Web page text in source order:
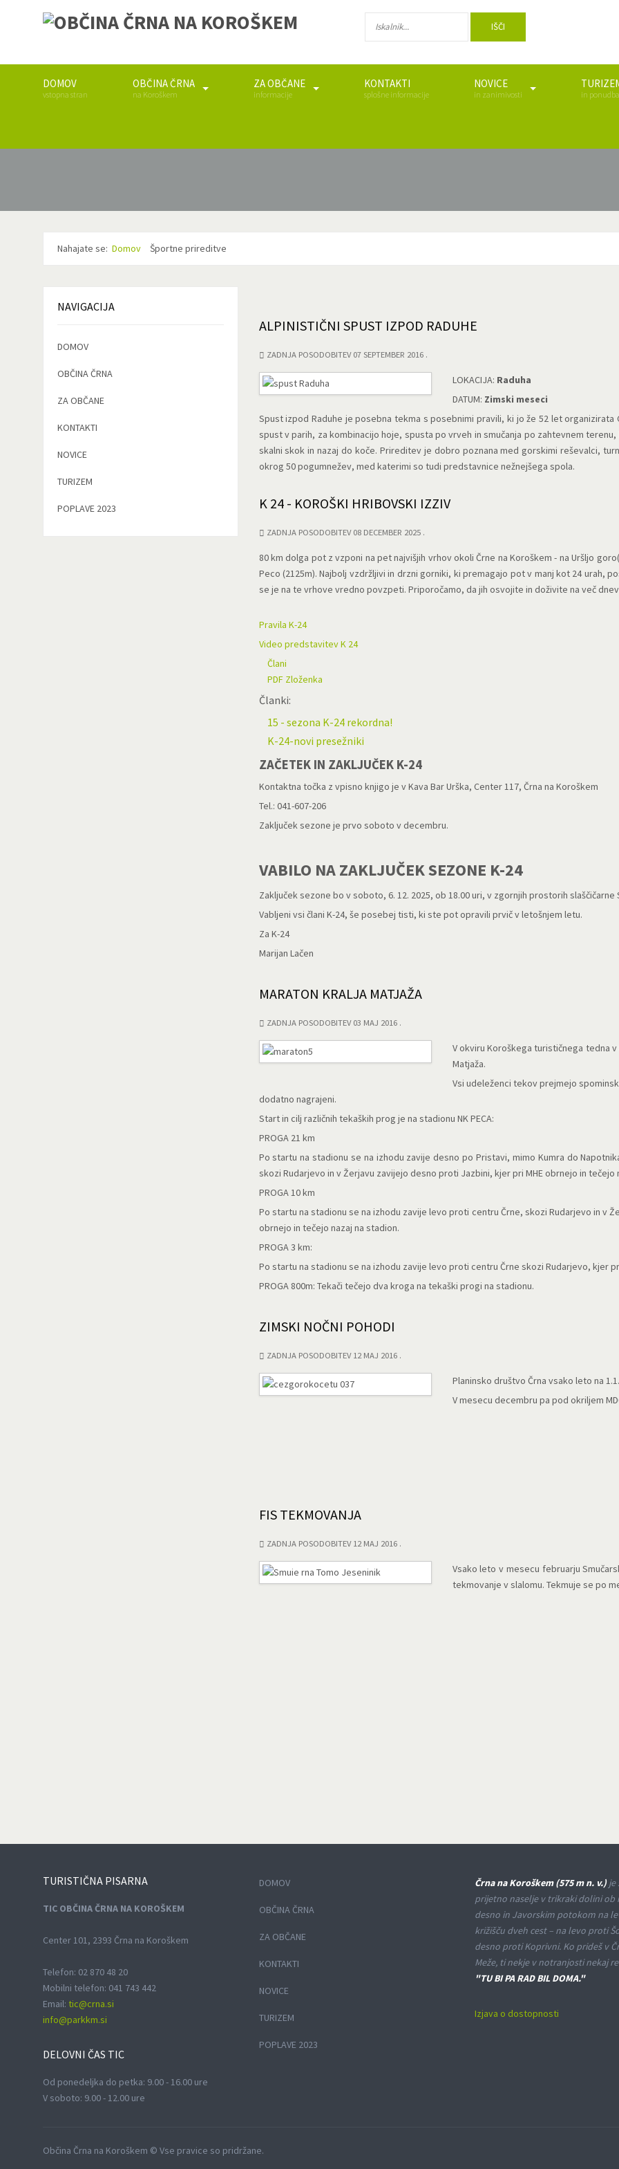
IŠČI
DOMOV
vstopna stran
OBČINA ČRNA
na Koroškem
ZA OBČANE
informacije
KONTAKTI
splošne informacije
NOVICE
in zanimivosti in ponudba
Nahajate se: Domov Športne prireditve
ALPINISTIČNI SPUST IZPOD RADUHE
ZADNJA POSODOBITEV 07 SEPTEMBER 2016
LOKACIJA: Raduha
DATUM: Zimski meseci
Spust izpod Raduhe je posebna tekma s posebnimi pravili, ki jo že 52 let organizirata
spust v parih, za kombinacijo hoje, spusta po vrveh in smučanja po zahtevnem
skalni skok in nazaj do koče. Prireditev je dobro poznana med gorskimi reševalci,
okrog 50 pogumnežev, med katerimi so tudi predstavnice nežnejšega spola.
K 24 - KOROŠKI HRIBOVSKI IZZIV
ZADNJA POSODOBITEV 08 DECEMBER 2025
80 km dolga pot z vzponi na pet najvišjih vrhov okoli Črne na Koroškem - na Uršljo
Peco (2125m). Najbolj vzdržljivi in drzni gorniki, ki premagajo pot v manj kot 24 urah,
se je na te vrhove vredno povzpeti. Priporočamo, da jih osvojite in doživite na več
Pravila K-24
Video predstavitev K 24
Člani
PDF Zloženka
Članki:
15 - sezona K-24 rekordna!
K-24-novi presežniki
ZAČETEK IN ZAKLJUČEK K-24
Kontaktna točka z vpisno knjigo je v Kava Bar Urška, Center 117, Črna na Koroškem
Tel.: 041-607-206
Zaključek sezone je prvo soboto v decembru.
VABILO NA ZAKLJUČEK SEZONE K-24
Zaključek sezone bo v soboto, 6. 12. 2025, ob 18.00 uri, v zgornjih prostorih slaščičarne
Vabljeni vsi člani K-24, še posebej tisti, ki ste pot opravili prvič v letošnjem letu.
Za K-24
Marijan Lačen
MARATON KRALJA MATJAŽA
ZADNJA POSODOBITEV 03 MAJ 2016
V okviru Koroškega turističnega tedna
Matjaža.
Vsi udeleženci tekov prejmejo
dodatno nagrajeni.
Start in cilj različnih tekaških prog je na stadionu NK PECA:
PROGA 21 km
Po startu na stadionu se na izhodu zavije desno po Pristavi, mimo Kumra do
skozi Rudarjevo in v Žerjavu zavijejo desno proti Jazbini, kjer pri MHE obrnejo in tečejo
PROGA 10 km
Po startu na stadionu se na izhodu zavije levo proti centru Črne, skozi Rudarjevo in v
obrnejo in tečejo nazaj na stadion.
PROGA 3 km:
Po startu na stadionu se na izhodu zavije levo proti centru Črne skozi Rudarjevo, kjer
PROGA 800m: Tekači tečejo dva kroga na tekaški progi na stadionu.
ZIMSKI NOČNI POHODI
ZADNJA POSODOBITEV 12 MAJ 2016
Planinsko društvo Črna vsako leto na
V mesecu decembru pa pod okriljem
FIS TEKMOVANJA
ZADNJA POSODOBITEV 12 MAJ 2016
Vsako leto v mesecu februarju
tekmovanje v slalomu. Tekmuje se po
NAVIGACIJA
DOMOV
OBČINA ČRNA
ZA OBČANE
KONTAKTI
NOVICE
TURIZEM
POPLAVE 2023
TURISTIČNA PISARNA
TIC OBČINA ČRNA NA KOROŠKEM
Center 101, 2393 Črna na Koroškem
Telefon: 02 870 48 20
Mobilni telefon: 041 743 442
Email: tic@crna.si
info@parkkm.si
DELOVNI ČAS TIC
Od ponedeljka do petka: 9.00 - 16.00 ure
V soboto: 9.00 - 12.00 ure
DOMOV
OBČINA ČRNA
ZA OBČANE
KONTAKTI
NOVICE
TURIZEM
POPLAVE 2023
Črna na Koroškem (575 m n. v.)je
prijetno naselje v trikraki dolini ob
desno in Javorskim potokom na
križišču dveh cest – na levo proti
desno proti Koprivni. Ko prideš v
Meže, ti nekje v notranjosti nekaj
"TU BI PA RAD BIL DOMA."
Izjava o dostopnosti
Občina Črna na Koroškem © Vse pravice so pridržane.